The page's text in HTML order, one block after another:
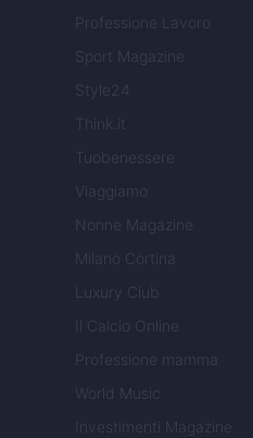
Professione Lavoro
Sport Magazine
Style24
Think.it
Tuobenessere
Viaggiamo
Nonne Magazine
Milano Cortina
Luxury Club
Il Calcio Online
Professione mamma
World Music
Investimenti Magazine